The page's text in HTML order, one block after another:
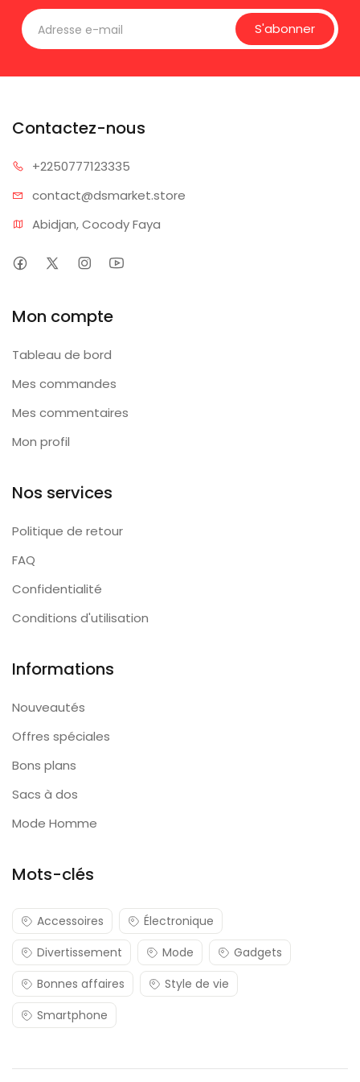
S'abonner
Contactez-nous
+2250777123335
contact@dsmarket.store
Abidjan, Cocody Faya
Mon compte
Tableau de bord
Mes commandes
Mes commentaires
Mon profil
Nos services
Politique de retour
FAQ
Confidentialité
Conditions d'utilisation
Informations
Nouveautés
Offres spéciales
Bons plans
Sacs à dos
Mode Homme
Mots-clés
Accessoires
Électronique
Divertissement
Mode
Gadgets
Bonnes affaires
Style de vie
Smartphone